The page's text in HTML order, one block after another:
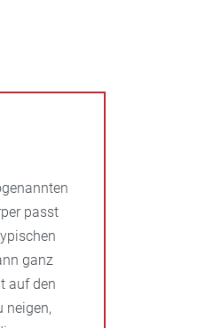
passt
ganz
auf den
neigen,